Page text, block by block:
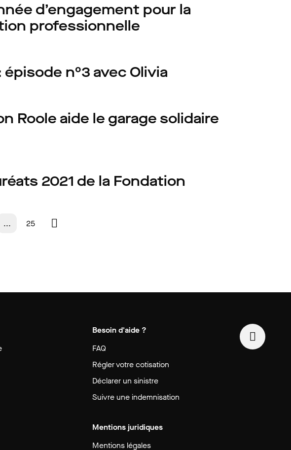
d’engagement pour la
professionnelle
épisode n°3 avec Olivia
Roole aide le garage solidaire
2021 de la Fondation
... 25
Besoin d'aide ?
FAQ
Régler votre cotisation
Déclarer un sinistre
Suivre une indemnisation
Mentions juridiques
Mentions légales